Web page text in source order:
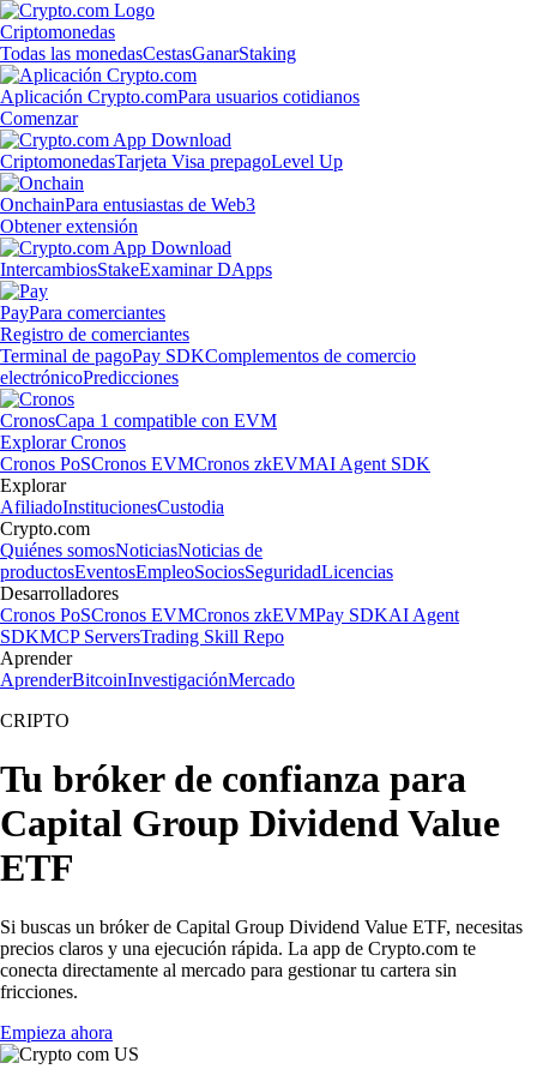
Criptomonedas
Todas las monedasCestasGanarStaking
Aplicación Crypto.comPara usuarios cotidianos
Comenzar
CriptomonedasTarjeta Visa prepagoLevel Up
OnchainPara entusiastas de Web3
Obtener extensión
IntercambiosStakeExaminar DApps
PayPara comerciantes
Registro de comerciantes
Terminal de pagoPay SDKComplementos de comercio
electrónicoPredicciones
CronosCapa 1 compatible con EVM
Explorar Cronos
Cronos PoSCronos EVMCronos zkEVMAI Agent SDK
Explorar
AfiliadoInstitucionesCustodia
Crypto.com
Quiénes somosNoticiasNoticias de
productosEventosEmpleoSociosSeguridadLicencias
Desarrolladores
Cronos PoSCronos EVMCronos zkEVMPay SDKAI Agent
SDKMCP ServersTrading Skill Repo
Aprender
AprenderBitcoinInvestigaciónMercado
CRIPTO
Tu bróker de confianza para
Capital Group Dividend Value
ETF
Si buscas un bróker de Capital Group Dividend Value ETF, necesitas
precios claros y una ejecución rápida. La app de Crypto.com te
conecta directamente al mercado para gestionar tu cartera sin
fricciones.
Empieza ahora